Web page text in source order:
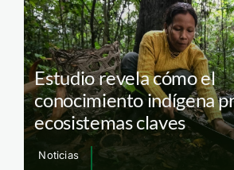
Estudio revela cómo el
conocimiento indígena
ecosistemas claves
Noticias